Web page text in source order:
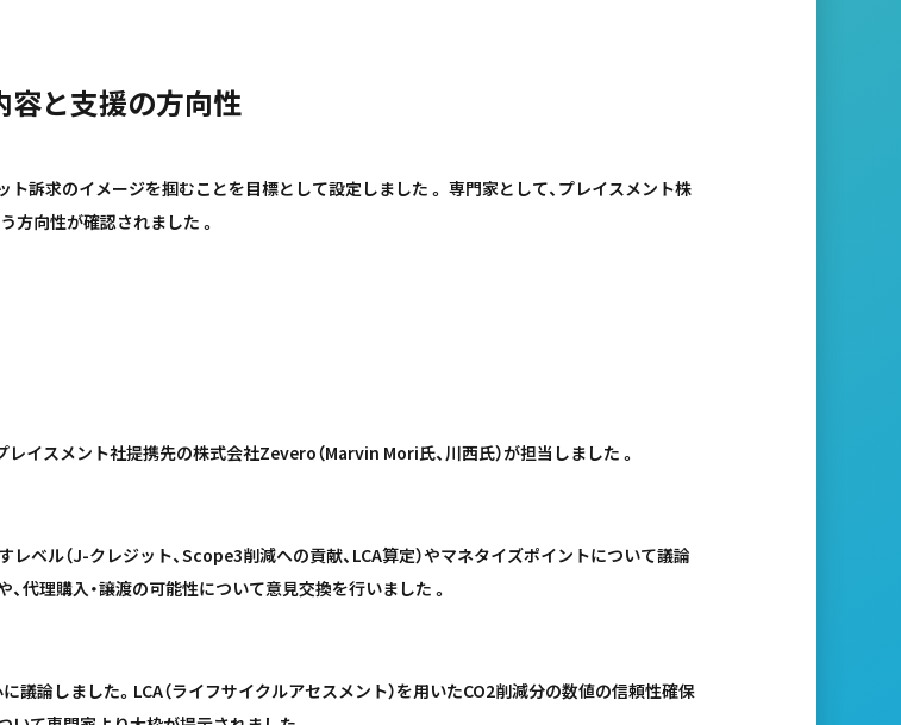
容と支援の方向性
訴求のイメージを掴むことを目標として設定しました 。 専門家として、プレイスメント株
方向性が確認されました 。
イスメント社提携先の株式会社Zevero（Marvin Mori氏、川西氏）が担当しました 。
ベル（J-クレジット、Scope3削減への貢献、LCA算定）やマネタイズポイントについて議論
代理購入・譲渡の可能性について意見交換を行いました 。
議論しました。LCA（ライフサイクルアセスメント）を用いたCO2削減分の数値の信頼性確保